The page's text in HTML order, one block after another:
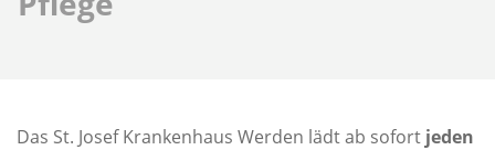
Das St. Josef Krankenhaus Werden lädt ab sofort jeden